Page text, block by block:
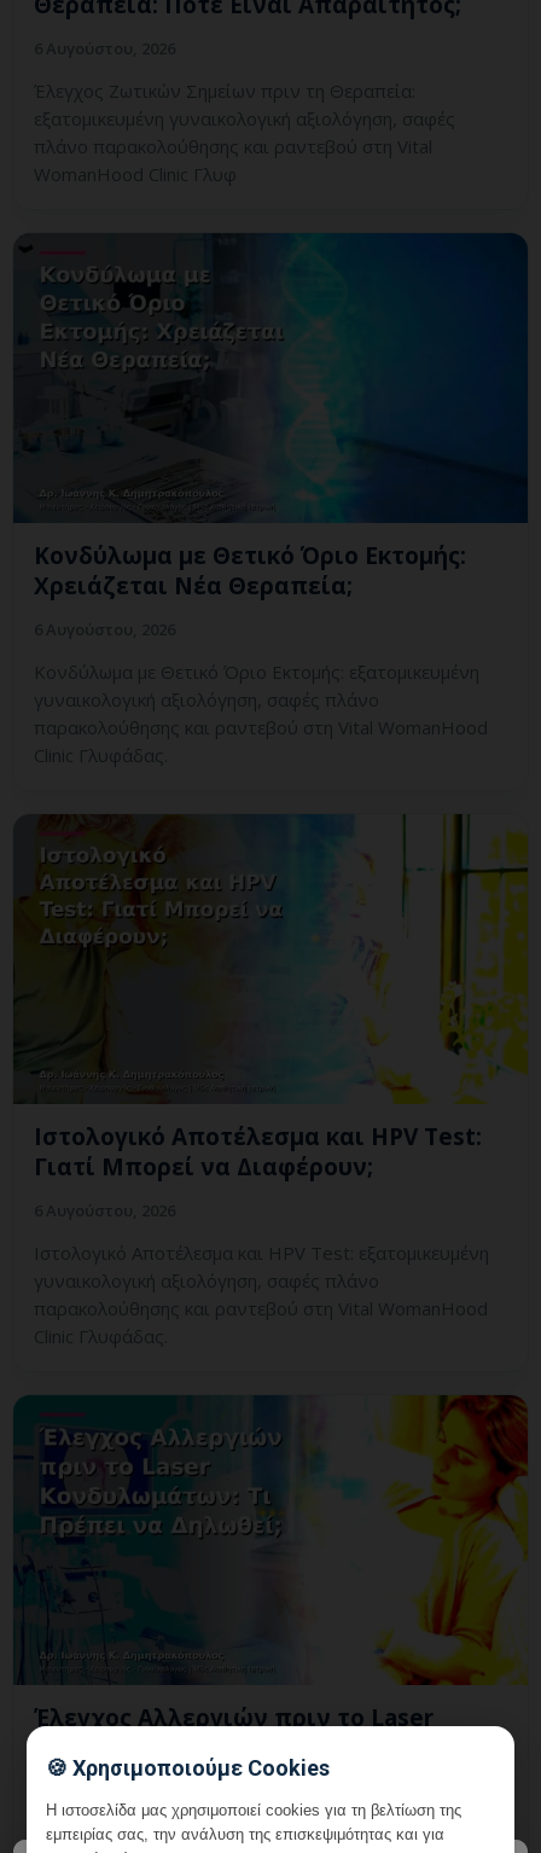
Έλεγχος Ζωτικών Σημείων πριν τη Θεραπεία:
εξατομικευμένη γυναικολογική αξιολόγηση, σαφές
πλάνο παρακολούθησης και ραντεβού στη Vital
WomanHood Clinic Γλυφ
Κονδύλωμα με Θετικό Όριο Εκτομής:
Χρειάζεται Νέα Θεραπεία;
Κονδύλωμα με Θετικό Όριο Εκτομής: εξατομικευμένη
γυναικολογική αξιολόγηση, σαφές πλάνο
παρακολούθησης και ραντεβού στη Vital WomanHood
Clinic Γλυφάδας.
Ιστολογικό Αποτέλεσμα και HPV Test:
Γιατί Μπορεί να Διαφέρουν;
Ιστολογικό Αποτέλεσμα και HPV Test: εξατομικευμένη
γυναικολογική αξιολόγηση, σαφές πλάνο
παρακολούθησης και ραντεβού στη Vital WomanHood
Clinic Γλυφάδας.
Έλεγχος Αλλεργιών πριν το Laser
Έλεγχος Αλλεργιών πριν το Laser Κονδυλωμάτων:
🍪 Χρησιμοποιούμε Cookies
Η ιστοσελίδα μας χρησιμοποιεί cookies για τη βελτίωση της
εμπειρίας σας, την ανάλυση της επισκεψιμότητας και για